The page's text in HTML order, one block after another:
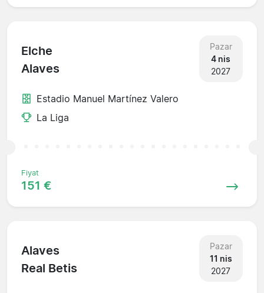
Elche
Alaves
Pazar
4 nis
2027
Estadio Manuel Martínez Valero
La Liga
Fiyat
151 €
Alaves
Real Betis
Pazar
11 nis
2027